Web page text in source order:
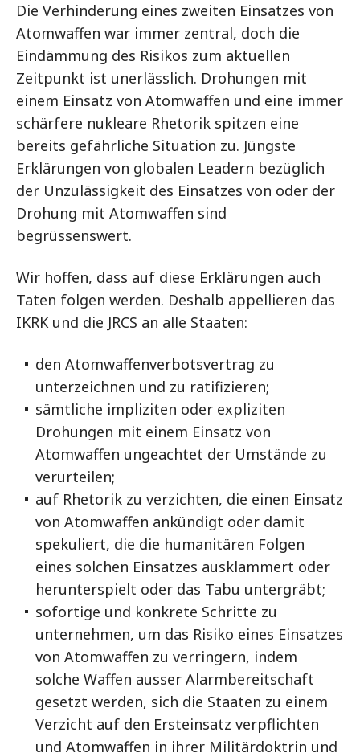
Die Verhinderung eines zweiten Einsatzes von
Atomwaffen war immer zentral, doch die
Eindämmung des Risikos zum aktuellen
Zeitpunkt ist unerlässlich. Drohungen mit
einem Einsatz von Atomwaffen und eine immer
schärfere nukleare Rhetorik spitzen eine
bereits gefährliche Situation zu. Jüngste
Erklärungen von globalen Leadern bezüglich
der Unzulässigkeit des Einsatzes von oder der
Drohung mit Atomwaffen sind
begrüssenswert.
Wir hoffen, dass auf diese Erklärungen auch
Taten folgen werden. Deshalb appellieren das
IKRK und die JRCS an alle Staaten:
den Atomwaffenverbotsvertrag zu
unterzeichnen und zu ratifizieren;
sämtliche impliziten oder expliziten
Drohungen mit einem Einsatz von
Atomwaffen ungeachtet der Umstände zu
verurteilen;
auf Rhetorik zu verzichten, die einen Einsatz
von Atomwaffen ankündigt oder damit
spekuliert, die die humanitären Folgen
eines solchen Einsatzes ausklammert oder
herunterspielt oder das Tabu untergräbt;
sofortige und konkrete Schritte zu
unternehmen, um das Risiko eines Einsatzes
von Atomwaffen zu verringern, indem
solche Waffen ausser Alarmbereitschaft
gesetzt werden, sich die Staaten zu einem
Verzicht auf den Ersteinsatz verpflichten
und Atomwaffen in ihrer Militärdoktrin und